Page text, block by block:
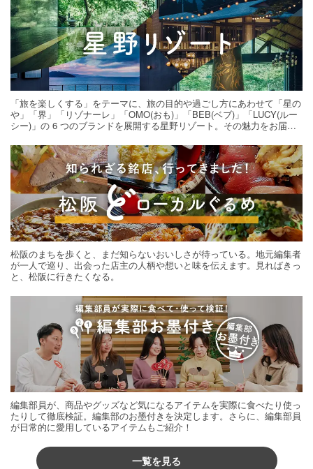
「旅を楽しくする」をテーマに、旅の目的や過ごし方にあわせて「星の
や」「界」「リゾナーレ」「OMO(おも)」「BEB(ベブ)」「LUCY(ルー
シー)」の 6 つのブランドを展開する星野リゾート。その魅力をお届け
松阪のまちを歩くと、まだ知らないおいしさが待っている。地元編集者
が一人で巡り、出会った店主の人柄や想いと味を伝えます。見ればきっ
と、松阪に行きたくなる。
編集部員が、商品やグッズなど気になるアイテムを実際に食べたり使っ
たりして徹底検証。編集部のお墨付きを決定します。さらに、編集部員
が日常的に愛用しているアイテムもご紹介！
一覧を見る